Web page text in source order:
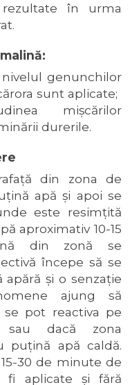
în urma
genunchilor
sunt aplicate;
mișcărilor
durerile.
din zona de
apă şi apoi se
este resimţită
aproximativ 10-15
din zonă se
începe să se
apără şi o senzaţie
ajung să
pot reactiva pe
sau dacă zona
puţină apă caldă.
30 de minute de
aplicate şi fără